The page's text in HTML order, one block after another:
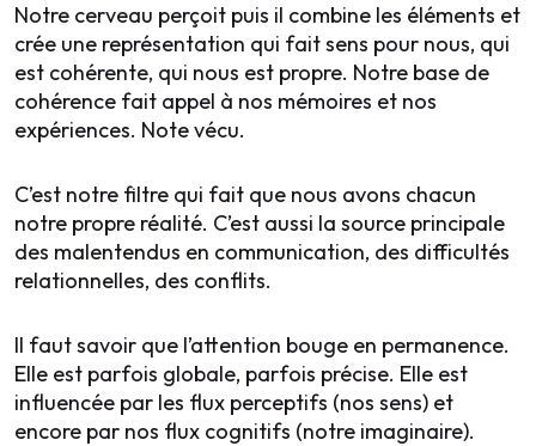
Notre cerveau perçoit puis il combine les éléments et
crée une représentation qui fait sens pour nous, qui
est cohérente, qui nous est propre. Notre base de
cohérence fait appel à nos mémoires et nos
expériences. Note vécu.
C’est notre filtre qui fait que nous avons chacun
notre propre réalité. C’est aussi la source principale
des malentendus en communication, des difficultés
relationnelles, des conflits.
Il faut savoir que l’attention bouge en permanence.
Elle est parfois globale, parfois précise. Elle est
influencée par les flux perceptifs (nos sens) et
encore par nos flux cognitifs (notre imaginaire).